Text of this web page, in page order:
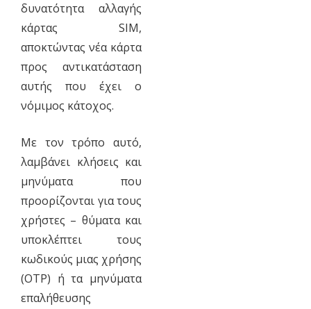
δυνατότητα αλλαγής
κάρτας SIM,
αποκτώντας νέα κάρτα
προς αντικατάσταση
αυτής που έχει ο
νόμιμος κάτοχος.
Με τον τρόπο αυτό,
λαμβάνει κλήσεις και
μηνύματα που
προορίζονται για τους
χρήστες – θύματα και
υποκλέπτει τους
κωδικούς μιας χρήσης
(OTP) ή τα μηνύματα
επαλήθευσης